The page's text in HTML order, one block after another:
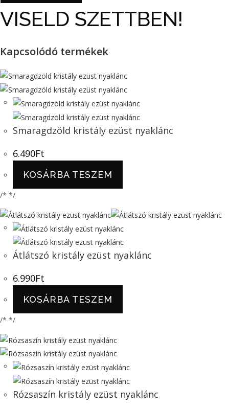
karikákkal
mennyiség
VISELD SZETTBEN!
Kapcsolódó termékek
Smaragdzöld kristály ezüst nyaklánc
6.490Ft
KOSÁRBA TESZEM
/* */
Átlátszó kristály ezüst nyaklánc
6.990Ft
KOSÁRBA TESZEM
/* */
Rózsaszín kristály ezüst nyaklánc